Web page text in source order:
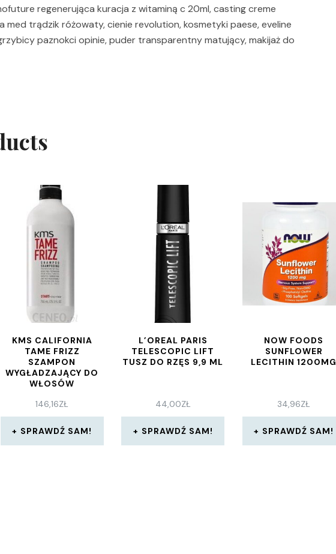
regenerująca kuracja z witaminą c 20ml, casting creme
med trądzik różowaty, cienie revolution, kosmetyki paese, eveline
paznokci opinie, puder transparentny matujący, makijaż do
KMS CALIFORNIA
TAME FRIZZ
SZAMPON
WYGŁADZAJĄCY DO
WŁOSÓW
PUSZĄCYCH SIĘ 750
ML
146,16ZŁ
SPRAWDŹ SAM!
L’OREAL PARIS
TELESCOPIC LIFT
TUSZ DO RZĘS 9,9 ML
44,00ZŁ
SPRAWDŹ SAM!
NOW FOODS
SUNFLOWER
LECITHIN 1200MG
34,96ZŁ
SPRAWDŹ SAM!